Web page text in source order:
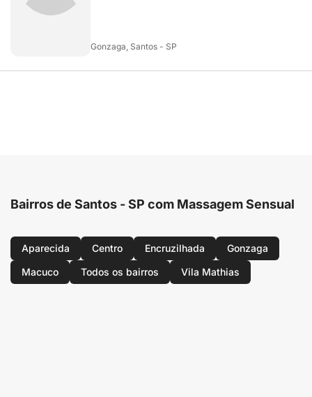
Gonzaga, Santos - SP
Bairros de Santos - SP com Massagem Sensual
Aparecida Centro Encruzilhada
Gonzaga
Macuco
Todos os bairros Vila Mathias